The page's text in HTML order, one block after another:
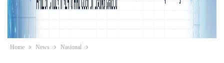
Home News Nasional